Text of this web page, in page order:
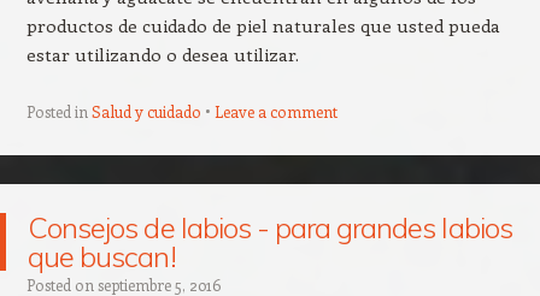
productos de cuidado de piel naturales que usted pueda
estar utilizando o desea utilizar.
Posted in Salud y cuidado Leave a comment
Consejos de labios - para grandes labios
que buscan!
Posted on septiembre 5, 2016